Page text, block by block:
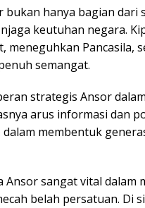
bukan hanya bagian
keutuhan negara.
meneguhkan Pancasila,
semangat.
strategis Ansor
arus informasi dan
membentuk
Ansor sangat vital
belah persatuan. Di